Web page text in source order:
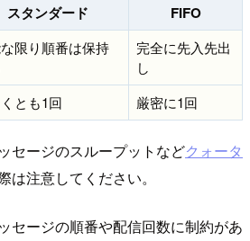
スタンダード FIFO
限り順番は保持
完全に先入先出
し
とも1回 厳密に1回
セージのスループットなどクォータ
は注意してください。
セージの順番や配信回数に制約があ